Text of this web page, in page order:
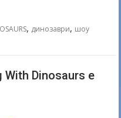
, динозаври, шоу
With Dinosaurs е